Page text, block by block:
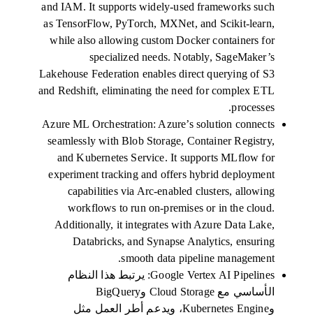
and IAM. It supports widely-used frameworks such
as TensorFlow, PyTorch, MXNet, and Scikit-learn,
while also allowing custom Docker containers for
specialized needs. Notably, SageMaker’s
Lakehouse Federation enables direct querying of S3
and Redshift, eliminating the need for complex ETL
processes.
Azure ML Orchestration: Azure’s solution connects
seamlessly with Blob Storage, Container Registry,
and Kubernetes Service. It supports MLflow for
experiment tracking and offers hybrid deployment
capabilities via Arc-enabled clusters, allowing
workflows to run on-premises or in the cloud.
Additionally, it integrates with Azure Data Lake,
Databricks, and Synapse Analytics, ensuring
smooth data pipeline management.
Google Vertex AI Pipelines: يرتبط هذا النظام
الأساسي مع Cloud Storage وBigQuery
وKubernetes Engine، ويدعم أطر العمل مثل